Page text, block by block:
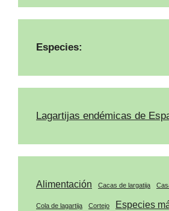
Especies:
Lagartijas endémicas de
Alimentación Cacas de largatija
Cola de lagartija Cortejo Especies